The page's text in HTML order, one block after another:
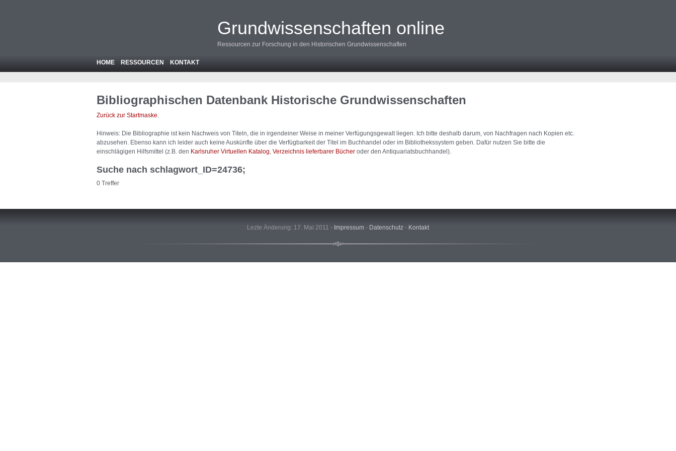
Grundwissenschaften online
Ressourcen zur Forschung in den Historischen Grundwissenschaften
HOME RESSOURCEN KONTAKT
Bibliographischen Datenbank Historische Grundwissenschaften
Zurück zur Startmaske.
Hinweis: Die Bibliographie ist kein Nachweis von Titeln, die in irgendeiner Weise in meiner Verfügungsgewalt liegen. Ich bitte deshalb darum, von Nachfragen nach Kopien etc.
abzusehen. Ebenso kann ich leider auch keine Auskünfte über die Verfügbarkeit der Titel im Buchhandel oder im Bibliothekssystem geben. Dafür nutzen Sie bitte die
einschlägigen Hilfsmittel (z.B. den Karlsruher Virtuellen Katalog Verzeichnis lieferbarer Bücher oder den Antiquariatsbuchhandel).
Suche nach schlagwort_ID=24736;
0 Treffer
Lezte Änderung: 17. Mai 2011 - Impressum - Datenschutz - Kontakt